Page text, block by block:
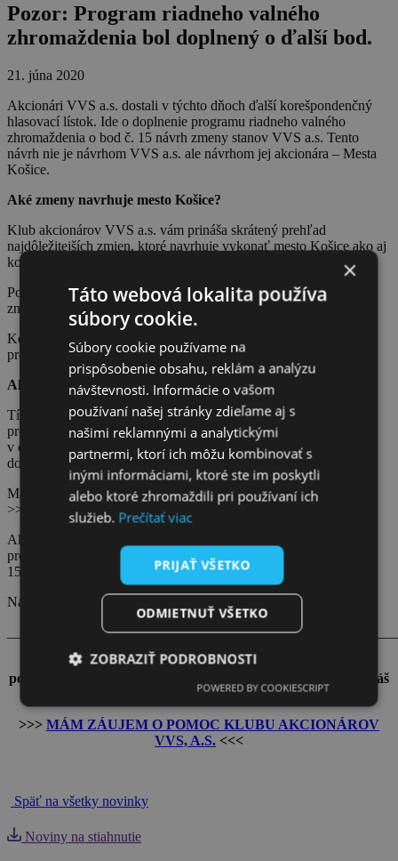
Pozor: Program riadneho valného
zhromaždenia bol doplnený o ďalší bod.
21. júna 2020
Akcionári VVS a.s. dostali v týchto dňoch ďalší korešpondenčný
hlasovací lístok. Ide o doplnenie programu riadneho valného
zhromaždenia o bod č. 15 návrh zmeny stanov VVS a.s. Tento
návrh nie je návrhom VVS a.s. ale návrhom jej akcionára – Mesta
Košice.
Aké zmeny navrhuje mesto Košice?
Klub akcionárov VVS a.s. vám prináša skrátený prehľad
najdôležitejších zmien, ktoré navrhuje vykonať mesto Košice ako aj
komentár k týmto zmenám.
Porovnanie návrhu mesta Košice na zmenu stanov s aktuálnym
znením stanov VVS a.s. nájdete >>> [
] <<<
Komentár k návrhu mesta Košice na zmenu stanov si môžete
prečítať >>> [TU] <<<
Ako hlasovať?
Tí akcionári, ktorí zatiaľ neodoslali svoj hlasovací lístok k bodom
programu 1-14 označia oba korešpondenčné lístky a pošlú ich
v obálke na adresu vodárenskej spoločnosti, tak aby bola obálka
doručená najneskôr do 29.06.2020.
Manuál ako hlasovať, aby Váš hlas neprepadol si môžete prečítať
>>> [
] <<<
Ako postupovať keď ste už odoslali hlasovací lístok k bodom
programu 1-14 a hlasujete už len o doplnenom bode programu č.
15?
Návod ako na to si môžete prečítať >>> [
Máte ďalšie otázky? Nemáte hlasovací lístok? Neprišli Vám
podklady k hlasovaniu? Sme pripravení Vám pomôcť, aby Váš
hlas neprepadol!
>>> MÁM ZÁUJEM O POMOC KLUBU AKCIONÁROV
VVS, A.S. <<<
Späť na všetky novinky
Noviny na stiahnutie
×
Táto webová lokalita používa
súbory cookie.
Súbory cookie používame na
prispôsobenie obsahu, reklám a analýzu
návštevnosti. Informácie o vašom
používaní našej stránky zdieľame aj s
našimi reklamnými a analytickými
partnermi, ktorí ich môžu kombinovať s
inými informáciami, ktoré ste im poskytli
alebo ktoré zhromaždili pri používaní ich
služieb. Prečítať viac
PRIJAŤ VŠETKO
ODMIETNUŤ VŠETKO
ZOBRAZIŤ PODROBNOSTI
POWERED BY COOKIESCRIPT